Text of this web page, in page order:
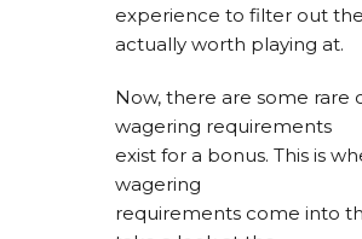
experience to filter out
actually worth playing at.
Now, there are some rare
wagering requirements
exist for a bonus. This is
wagering
requirements come into